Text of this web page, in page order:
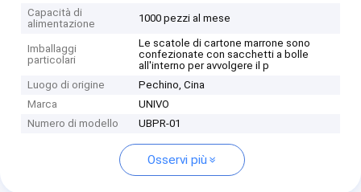
Capacità di
alimentazione
1000 pezzi al mese
Imballaggi
particolari
Le scatole di cartone marrone sono
confezionate con sacchetti a bolle
all'interno per avvolgere il p
Luogo di origine
Pechino, Cina
Marca
UNIVO
Numero di modello
UBPR-01
Osservi più